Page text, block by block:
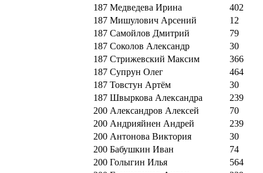
187 Медведева Ирина
402
187 Мишулович Арсений
12
187 Самойлов Дмитрий
79
187 Соколов Александр
30
187 Стрижевский Максим
366
187 Супрун Олег
464
187 Товстун Артём
30
187 Швыркова Александра
239
200 Александров Алексей
70
200 Андрияйнен Андрей
239
200 Антонова Виктория
30
200 Бабушкин Иван
74
200 Голыгин Илья
564